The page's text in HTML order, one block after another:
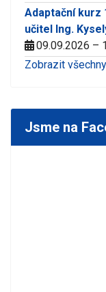
Adaptační kurz
učitel Ing.
09.09.2026 –
Zobrazit
Jsme na